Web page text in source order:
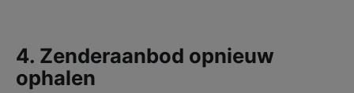
4. Zenderaanbod opnieuw
ophalen